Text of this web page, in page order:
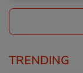
TRENDING